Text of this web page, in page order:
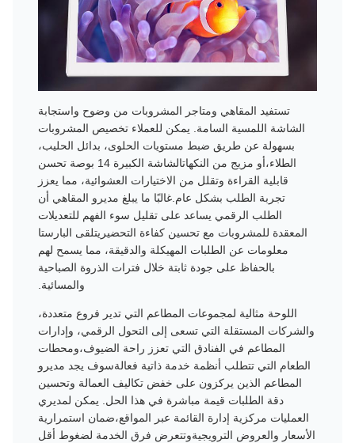
تستفيد المقاهي ومتاجر المشروبات من وضوح واستجابة
الشاشة اللمسية السامة. يمكن للعملاء تخصيص المشروبات
بسهولة عن طريق ضبط مستويات الحلوى، بدائل الحليب،
الطلاء،أو مزيج من النكهاتالشاشة الكبيرة 14 بوصة تحسن
قابلية القراءة وتقلل من الاختيارات العشوائية، مما يعزز
تجربة الطلب بشكل عام.غالبًا ما يبلغ مديرو المقاهي أن
الطلب الرقمي يساعد على تقليل سوء الفهم للتعديلات
المعقدة للمشروبات مع تحسين كفاءة التحضيريتلقى البارستا
معلومات عن الطلبات المهيكلة والدقيقة، مما يسمح لهم
بالحفاظ على جودة ثابتة خلال فترات الذروة الصباحية
والمسائية.
اللوحة مثالية لمجموعات المطاعم التي تدير فروع متعددة،
والشركات المستقلة التي تسعى إلى التحول الرقمي، وإدارات
المطاعم في الفنادق التي تعزز راحة الضيوف،ومحطات
الطعام التي تتطلب أنظمة خدمة ذاتية فعالةسوف يجد مديرو
المطاعم الذين يركزون على خفض تكاليف العمالة وتحسين
دقة الطلبات قيمة مباشرة في هذا الحل. يمكن لمديري
العمليات مركزية إدارة القائمة عبر المواقع،ضمان استمرارية
الأسعار والعروض الترويجيةوتتعرض فرق الخدمة لضغوط أقل